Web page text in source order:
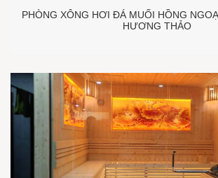
PHÒNG XÔNG HƠI ĐÁ MUỐI HỒNG
HƯƠNG THẢO